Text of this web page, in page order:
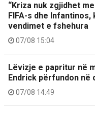
“Kriza nuk zgjidhet
FIFA-s dhe
vendimet e fshehura
07/08 15:04
Lëvizje e papritur në
Endrick përfundon
07/08 14:49